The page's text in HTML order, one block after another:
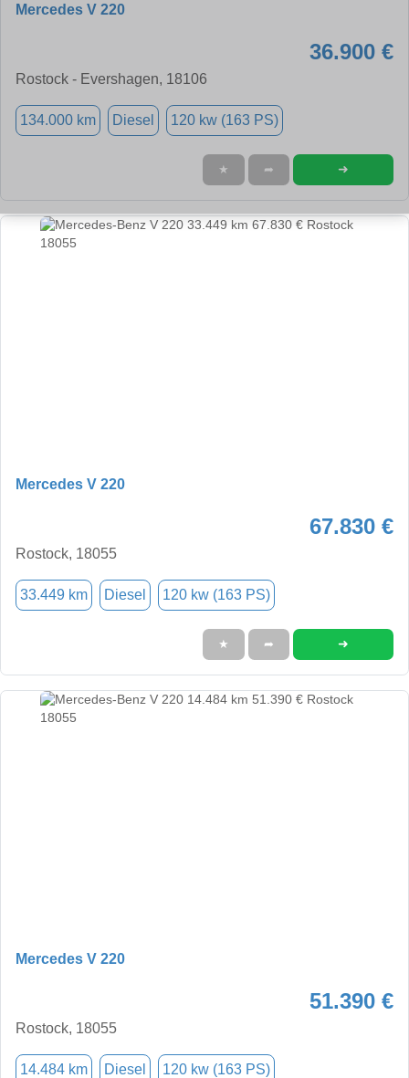
Mercedes V 220
36.900 €
Rostock - Evershagen, 18106
134.000 km Diesel 120 kw (163 PS)
★ ➦ ➜
Mercedes V 220
67.830 €
Rostock, 18055
33.449 km Diesel 120 kw (163 PS)
★ ➦ ➜
Mercedes V 220
51.390 €
Rostock, 18055
14.484 km Diesel 120 kw (163 PS)